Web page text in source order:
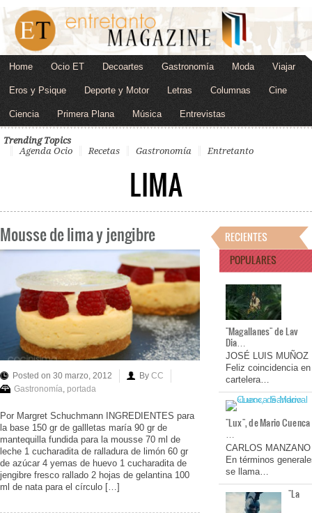
Home Ocio ET Decoartes Gastronomía Moda Viajar
Eros y Psique Deporte y Motor Letras Columnas Cine
Ciencia Primera Plana Música Entrevistas
Trending Topics
Agenda Ocio
Recetas Gastronomía Entretanto
LIMA
Mousse de lima y jengibre
Posted on 30 marzo, 2012 By CC
Gastronomía, portada
Por Margret Schuchmann INGREDIENTES para
la base 150 gr de gallletas maría 90 gr de
mantequilla fundida para la mousse 70 ml de
leche 1 cucharadita de ralladura de limón 60 gr
de azúcar 4 yemas de huevo 1 cucharadita de
jengibre fresco rallado 2 hojas de gelantina 100
ml de nata para el círculo […]
RECIENTES
POPULARES
"Magallanes" de Lav
Dia…
JOSÉ LUIS MUÑOZ
Feliz coincidencia en
cartelera…
"Lux", de Mario Cuenca
…
CARLOS MANZANO
En términos
se llama…
"La